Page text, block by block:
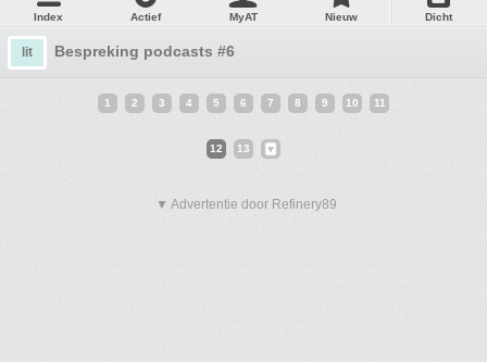
Index Actief MyAT Nieuw Dicht
lit Bespreking podcasts #6
1 2 3 4 5 6 7 8 9 10 11
12 13
▼ Advertentie door Refinery89